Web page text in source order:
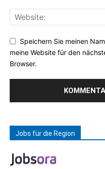
Speichern Sie meinen
meine Website für den
Browser.
Jobs für die Region